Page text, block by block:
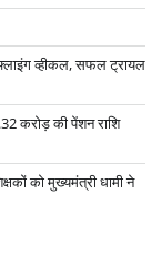
व्हीकल, सफल ट्रायल
करोड़ की पेंशन राशि
को मुख्यमंत्री धामी ने